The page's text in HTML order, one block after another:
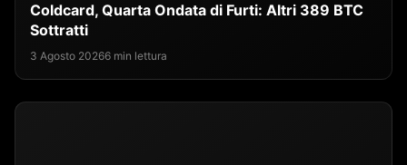
Coldcard, Quarta Ondata di Furti: Altri 389 BTC
Sottratti
3 Agosto 20266 min lettura